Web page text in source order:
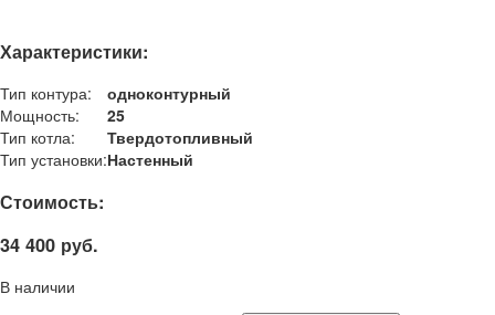
Характеристики:
Тип контура:
одноконтурный
Мощность:
25
Тип котла:
Твердотопливный
Тип установки:Настенный
Стоимость:
34 400 руб.
В наличии